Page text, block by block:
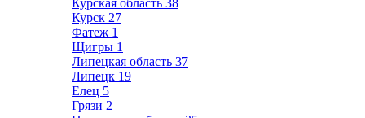
Курская область 38
Курск 27
Фатеж 1
Щигры 1
Липецкая область 37
Липецк 19
Елец 5
Грязи 2